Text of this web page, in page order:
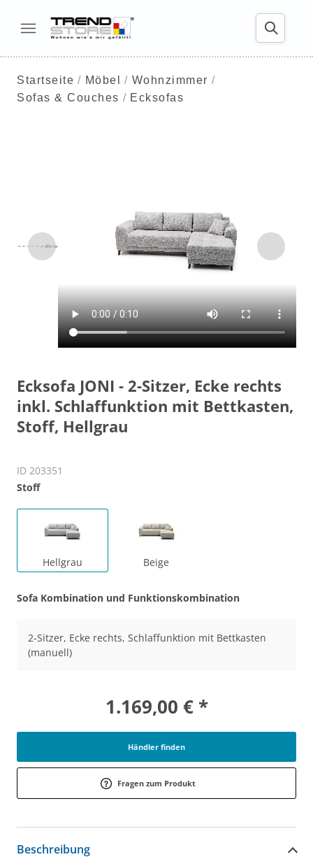
Startseite Möbel
Wohnzimmer
Sofas & Couches
Ecksofas
Ecksofa JONI - 2-Sitzer, Ecke rechts
inkl. Schlaffunktion mit Bettkasten,
Stoff, Hellgrau
ID 203351
Stoff
Hellgrau Beige
Sofa Kombination und Funktionskombination
2-Sitzer, Ecke rechts, Schlaffunktion mit Bettkasten
(manuell)
1.169,00 € *
Händler finden
Fragen zum Produkt
Beschreibung